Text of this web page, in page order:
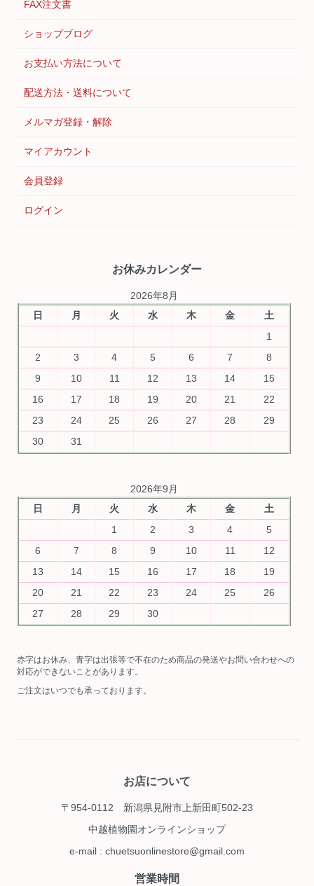
FAX注文書
ショップブログ
お支払い方法について
配送方法・送料について
メルマガ登録・解除
マイアカウント
会員登録
ログイン
お休みカレンダー
2026年8月
日
月 火 水 木 金
土
1
2
3 4 5 6 7
8
9
10 11 12 13 14
15
16
17 18 19 20 21
22
23
24 25 26 27 28
29
30
31
2026年9月
日
月 火 水 木 金
土
1
2 3 4
5
6
7 8 9 10 11
12
13
14 15 16 17 18
19
20
21 22 23 24 25
26
27
28 29 30
赤字はお休み、青字は出張等で不在のため商品の発送やお問い合わせへの
対応ができないことがあります。
ご注文はいつでも承っております。
お店について
〒954-0112 新潟県見附市上新田町502-23
中越植物園オンラインショップ
e-mail : chuetsuonlinestore@gmail.com
営業時間